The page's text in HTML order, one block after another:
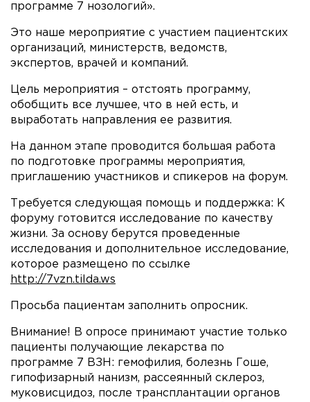
программе 7 нозологий».
Это наше мероприятие с участием пациентских
организаций, министерств, ведомств,
экспертов, врачей и компаний.
Цель мероприятия – отстоять программу,
обобщить все лучшее, что в ней есть, и
выработать направления ее развития.
На данном этапе проводится большая работа
по подготовке программы мероприятия,
приглашению участников и спикеров на форум.
Требуется следующая помощь и поддержка: К
форуму готовится исследование по качеству
жизни. За основу берутся проведенные
исследования и дополнительное исследование,
которое размещено по ссылке
http://7vzn.tilda.ws
Просьба пациентам заполнить опросник.
Внимание! В опросе принимают участие только
пациенты получающие лекарства по
программе 7 ВЗН: гемофилия, болезнь Гоше,
гипофизарный нанизм, рассеянный склероз,
муковисцидоз, после трансплантации органов